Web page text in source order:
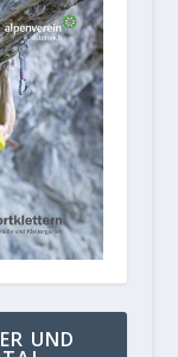
UND